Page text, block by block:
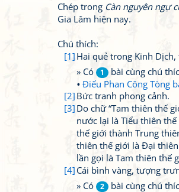
Chép trong Càn nguyên ngự
Gia Lâm hiện nay.
Chú thích:
[1] Hai quẻ trong Kinh
» Có
1
bài cùng chú
Điếu Phan Công Tòng
[2] Bức tranh phong cảnh.
[3] Do chữ “Tam thiên thế
nước lại là Tiểu thiên
thế giới thành Trung
thiên thế giới là Đại
lần gọi là Tam thiên thế
[4] Cái bình vàng, tượng
» Có
2 bài cùng chú